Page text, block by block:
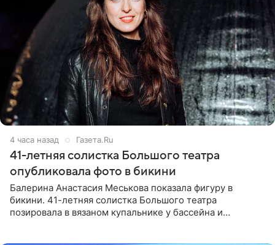
4 часа назад Газета.Ru
41-летняя солистка Большого театра
опубликовала фото в бикини
Балерина Анастасия Меськова показала фигуру в
бикини. 41-летняя солистка Большого театра
позировала в вязаном купальнике у бассейна и